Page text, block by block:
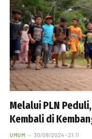
Melalui PLN
Kembali di
UMUM 30/08/2024 - 21:11